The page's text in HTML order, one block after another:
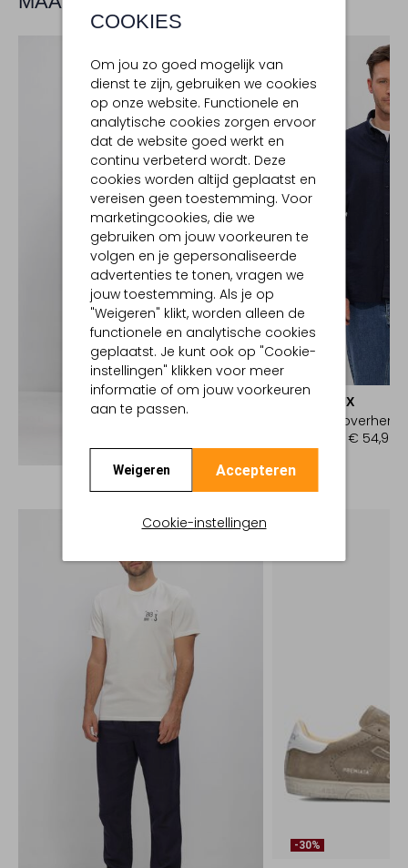
COOKIES
Om jou zo goed mogelijk van
dienst te zijn, gebruiken we cookies
op onze website. Functionele en
analytische cookies zorgen ervoor
dat de website goed werkt en
continu verbeterd wordt. Deze
cookies worden altijd geplaatst en
vereisen geen toestemming. Voor
marketingcookies, die we
gebruiken om jouw voorkeuren te
volgen en je gepersonaliseerde
advertenties te tonen, vragen we
jouw toestemming. Als je op
"Weigeren" klikt, worden alleen de
functionele en analytische cookies
geplaatst. Je kunt ook op "Cookie-
instellingen" klikken voor meer
informatie of om jouw voorkeuren
aan te passen.
Weigeren Accepteren
Cookie-instellingen
Ontdek de look
LES DEUX
Casual
€ 54,99
-30%